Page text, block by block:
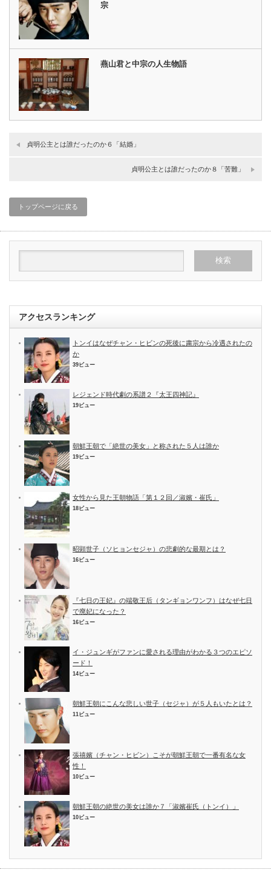
宗
燕山君と中宗の人生物語
貞明公主とは誰だったのか６「結婚」
貞明公主とは誰だったのか８「苦難」
トップページに戻る
アクセスランキング
トンイはなぜチャン・ヒビンの死後に粛宗から冷遇されたの
か
39ビュー
レジェンド時代劇の系譜２『太王四神記』
19ビュー
朝鮮王朝で「絶世の美女」と称された５人は誰か
19ビュー
女性から見た王朝物語「第１２回／淑嬪・崔氏」
18ビュー
昭顕世子（ソヒョンセジャ）の悲劇的な最期とは？
16ビュー
『七日の王妃』の端敬王后（タンギョンワンフ）はなぜ七日
で廃妃になった？
16ビュー
イ・ジュンギがファンに愛される理由がわかる３つのエピソ
ード！
14ビュー
朝鮮王朝にこんな悲しい世子（セジャ）が５人もいたとは？
11ビュー
張禧嬪（チャン・ヒビン）こそが朝鮮王朝で一番有名な女
性！
10ビュー
朝鮮王朝の絶世の美女は誰か７「淑嬪崔氏（トンイ）」
10ビュー